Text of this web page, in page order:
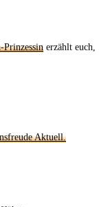
Prinzessin erzählt euch,
Aktuell.